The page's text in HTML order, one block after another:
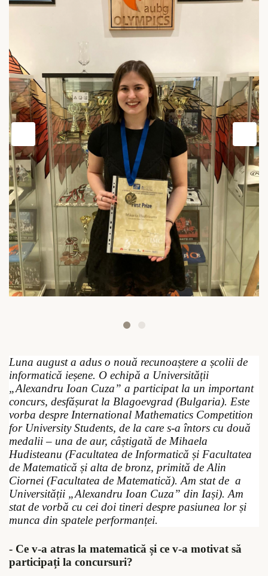
Luna august a adus o nouă recunoaștere a școlii de
informatică ieșene. O echipă a Universității
„Alexandru Ioan Cuza” a participat la un important
concurs, desfășurat la Blagoevgrad (Bulgaria). Este
vorba despre International Mathematics Competition
for University Students, de la care s-a întors cu două
medalii – una de aur, câștigată de Mihaela
Hudisteanu (Facultatea de Informatică și Facultatea
de Matematică și alta de bronz, primită de Alin
Ciornei (Facultatea de Matematică). Am stat de a
Universității „Alexandru Ioan Cuza” din Iași). Am
stat de vorbă cu cei doi tineri despre pasiunea lor și
munca din spatele performanței.
- Ce v-a atras la matematică și ce v-a motivat să
participați la concursuri?